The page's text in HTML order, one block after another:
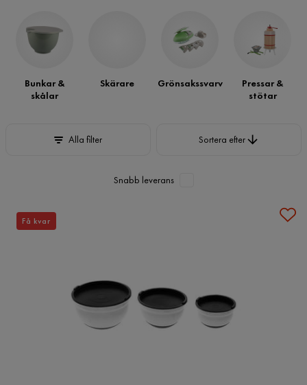
ändamål, som exempelvis pastamaskiner, matberedare och
brödrostar. Att ha en välutrustad kökssamling gör matlagningen
enklare och mer njutbar.
Bunkar &
skålar
Skärare Grönsakssvarv
Pressar &
stötar
Alla filter Sortera efter
Snabb leverans
Få kvar